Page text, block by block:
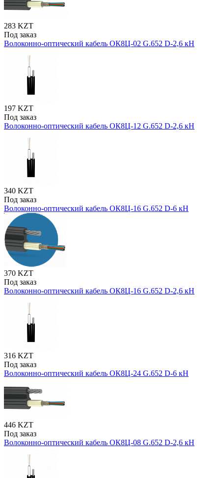
283 KZT
Под заказ
Волоконно-оптический кабель ОК8Ц-02 G.652 D-2,6 кН
197 KZT
Под заказ
Волоконно-оптический кабель ОК8Ц-12 G.652 D-2,6 кН
340 KZT
Под заказ
Волоконно-оптический кабель ОК8Ц-16 G.652 D-6 кН
370 KZT
Под заказ
Волоконно-оптический кабель ОК8Ц-16 G.652 D-2,6 кН
316 KZT
Под заказ
Волоконно-оптический кабель ОК8Ц-24 G.652 D-6 кН
446 KZT
Под заказ
Волоконно-оптический кабель ОК8Ц-08 G.652 D-2,6 кН